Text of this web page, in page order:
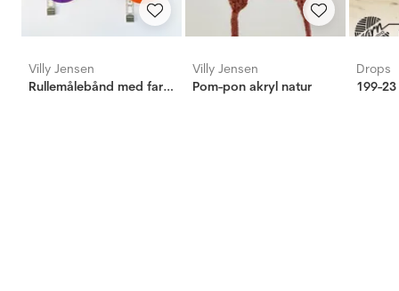
Villy Jensen
Rullemålebånd med farve
Villy Jensen
Pom-pon akryl natur
Drops
199-